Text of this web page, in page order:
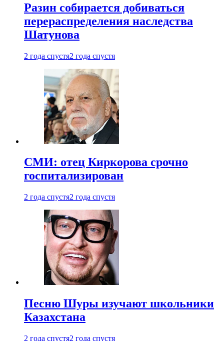
Разин собирается добиваться
перераспределения наследства
Шатунова
2 года спустя2 года спустя
СМИ: отец Киркорова срочно
госпитализирован
2 года спустя2 года спустя
Песню Шуры изучают школьники
Казахстана
2 года спустя2 года спустя